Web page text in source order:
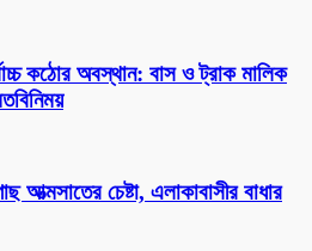
কঠোর অবস্থান: বাস ও ট্রাক মালিক
আত্মসাতের চেষ্টা, এলাকাবাসীর বাধার